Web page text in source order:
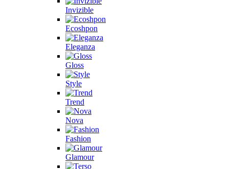
Invizible
Ecoshpon
Eleganza
Gloss
Style
Trend
Nova
Fashion
Glamour